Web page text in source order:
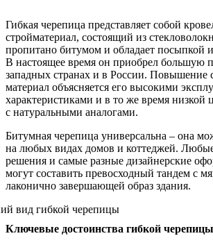
Гибкая черепица представляет собой
стройматериал, состоящий из
пропитано битумом и обладает посыпкой
В настоящее время он приобрел большую
западных странах и в России. Повышение
материал объясняется его высокими
характеристиками и в то же время низкой
с натуральными аналогами.
Битумная черепица универсальна – она
на любых видах домов и коттеджей.
решения и самые разные дизайнерские
могут составить превосходный тандем с
лаконично завершающей образ здания.
Ключевые достоинства гибкой